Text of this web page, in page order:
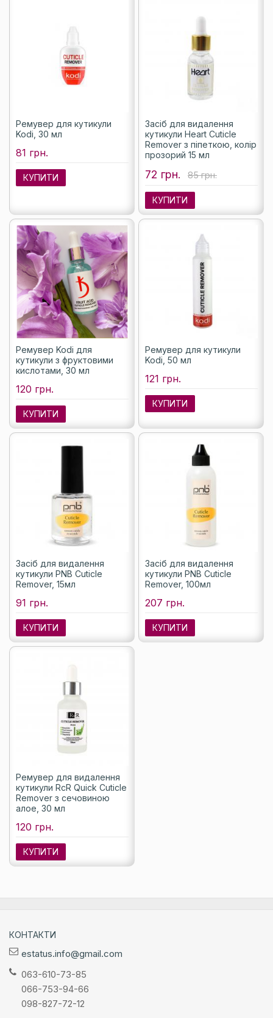
Ремувер для кутикули
Kodi, 30 мл
81 грн.
КУПИТИ
Засіб для видалення
кутикули Heart Cuticle
Remover з піпеткою, колір
прозорий 15 мл
72 грн. 85 грн.
КУПИТИ
Ремувер Kodi для
кутикули з фруктовими
кислотами, 30 мл
120 грн.
КУПИТИ
Ремувер для кутикули
Kodi, 50 мл
121 грн.
КУПИТИ
Засіб для видалення
кутикули PNB Cuticle
Remover, 15мл
91 грн.
КУПИТИ
Засіб для видалення
кутикули PNB Cuticle
Remover, 100мл
207 грн.
КУПИТИ
Ремувер для видалення
кутикули RcR Quick Cuticle
Remover з сечовиною
алое, 30 мл
120 грн.
КУПИТИ
КОНТАКТИ
estatus.info@gmail.com
063-610-73-85
066-753-94-66
098-827-72-12